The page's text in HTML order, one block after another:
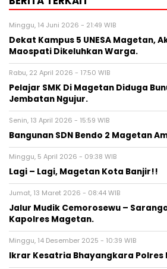
Minggu, 14 Juni 2026 - 21:49 WIB
Dekat Kampus 5 UNESA Magetan,
Maospati Dikeluhkan Warga.
Rabu, 22 April 2026 - 17:50 WIB
Pelajar SMK Di Magetan Diduga
Jembatan Ngujur.
Senin, 13 April 2026 - 15:59 WIB
Bangunan SDN Bendo 2 Magetan
Minggu, 5 April 2026 - 09:38 WIB
Lagi – Lagi, Magetan Kota Banjir!!
Jumat, 13 Maret 2026 - 08:44 WIB
Jalur Mudik Cemorosewu –
Kapolres Magetan.
Minggu, 14 Desember 2025 - 10:39 WIB
Ikrar Kesatria Bhayangkara Polres